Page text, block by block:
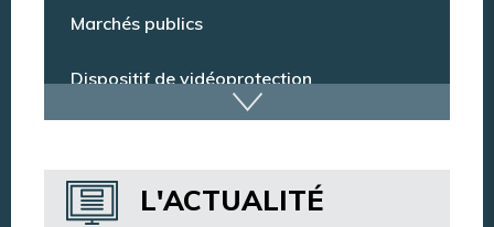
Dispositif de vidéoprotection
Annuaire des services
Annuaire des associations
L'ACTUALITÉ